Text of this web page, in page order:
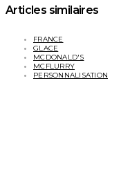
Articles similaires
FRANCE
GLACE
MCDONALD'S
MCFLURRY
PERSONNALISATION